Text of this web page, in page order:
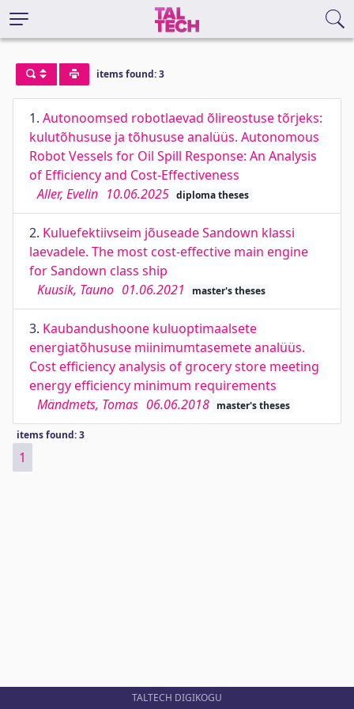
items found: 3
1. Autonoomsed robotlaevad õlireostuse tõrjeks:
kulutõhususe ja tõhususe analüüs. Autonomous
Robot Vessels for Oil Spill Response: An Analysis
of Efficiency and Cost-Effectiveness
Aller, Evelin 10.06.2025 diploma theses
2. Kuluefektiivseim jõuseade Sandown klassi
laevadele. The most cost-effective main engine
for Sandown class ship
Kuusik, Tauno 01.06.2021 master's theses
3. Kaubandushoone kuluoptimaalsete
energiatõhususe miinimumtasemete analüüs.
Cost efficiency analysis of grocery store meeting
energy efficiency minimum requirements
Mändmets, Tomas 06.06.2018 master's theses
items found: 3
1
TALTECH DIGIKOGU